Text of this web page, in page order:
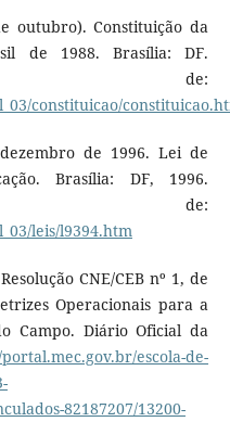
outubro). Constituição da
de 1988. Brasília: DF.
de:
constituicao/
de 1996. Lei de
Brasília: DF, 1996.
de:
leis/l9394.htm
CNE/CEB nº 1, de
Operacionais para a
Campo. Diário Oficial da
escola-de-
82187207/13200-